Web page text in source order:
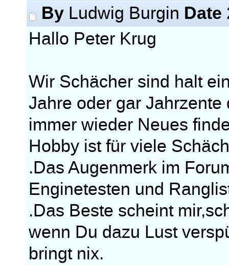
By Ludwig Burgin Date
Hallo Peter Krug
Wir Schächer sind halt
Jahre oder gar
immer wieder Neues
Hobby ist für viele
.Das Augenmerk im
Enginetesten und
.Das Beste scheint
wenn Du dazu Lust
bringt nix.